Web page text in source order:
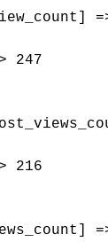
247
216